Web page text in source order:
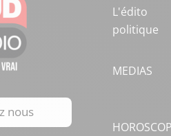
nous
L'édito
politique
MEDIAS